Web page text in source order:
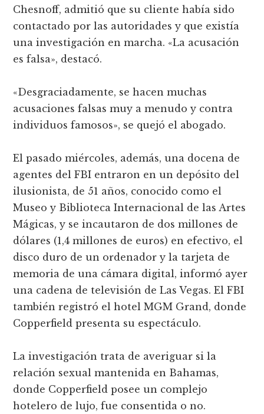
Chesnoff, admitió que su cliente habí­a sido
contactado por las autoridades y que existí­a
una investigación en marcha. «La acusación
es falsa», destacó.
«Desgraciadamente, se hacen muchas
acusaciones falsas muy a menudo y contra
individuos famosos», se quejó el abogado.
El pasado miércoles, además, una docena de
agentes del FBI entraron en un depósito del
ilusionista, de 51 años, conocido como el
Museo y Biblioteca Internacional de las Artes
Mágicas, y se incautaron de dos millones de
dólares (1,4 millones de euros) en efectivo, el
disco duro de un ordenador y la tarjeta de
memoria de una cámara digital, informó ayer
una cadena de televisión de Las Vegas. El FBI
también registró el hotel MGM Grand, donde
Copperfield presenta su espectáculo.
La investigación trata de averiguar si la
relación sexual mantenida en Bahamas,
donde Copperfield posee un complejo
hotelero de lujo, fue consentida o no.